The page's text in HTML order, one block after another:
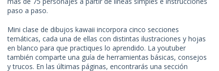
paso a paso.
Mini clase de dibujos kawaii incorpora cinco secciones
temáticas, cada una de ellas con distintas ilustraciones y hojas
en blanco para que practiques lo aprendido. La youtuber
también comparte una guía de herramientas básicas, consejos
y trucos. En las últimas páginas, encontrarás una sección